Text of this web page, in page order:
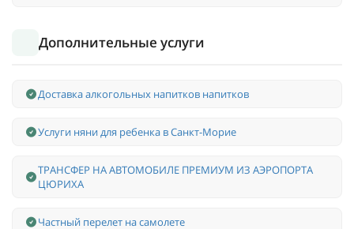
Дополнительные услуги
Доставка алкогольных напитков напитков
Услуги няни для ребенка в Санкт-Морие
ТРАНСФЕР НА АВТОМОБИЛЕ ПРЕМИУМ ИЗ АЭРОПОРТА
ЦЮРИХА
Частный перелет на самолете